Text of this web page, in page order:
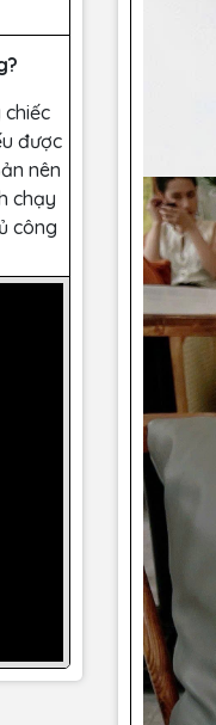
được
nên
chạy
công